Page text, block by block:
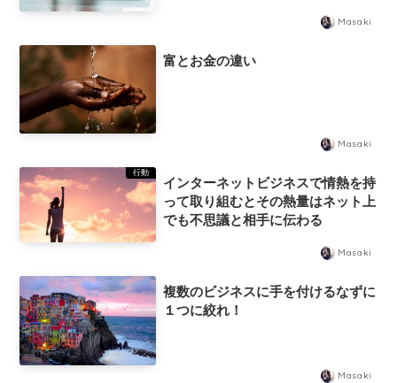
Masaki
富とお金の違い
Masaki
行動
インターネットビジネスで情熱を持
って取り組むとその熱量はネット上
でも不思議と相手に伝わる
Masaki
複数のビジネスに手を付けるなずに
１つに絞れ！
Masaki